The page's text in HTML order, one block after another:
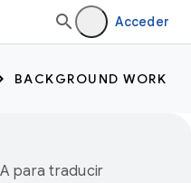
Acceder
BACKGROUND WORK
para traducir